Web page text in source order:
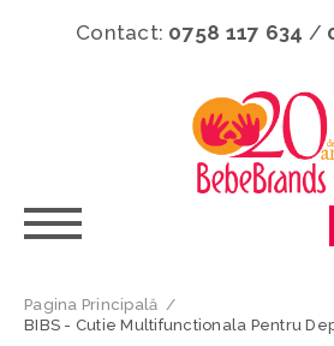
Contact: 0758 117 634 /
Pagina Principală /
BIBS - Cutie Multifunctionala Pentru